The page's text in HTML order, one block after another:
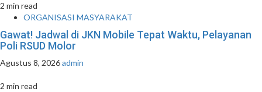
2 min read
ORGANISASI MASYARAKAT
Gawat! Jadwal di JKN Mobile Tepat Waktu, Pelayanan
Poli RSUD Molor
Agustus 8, 2026admin
2 min read